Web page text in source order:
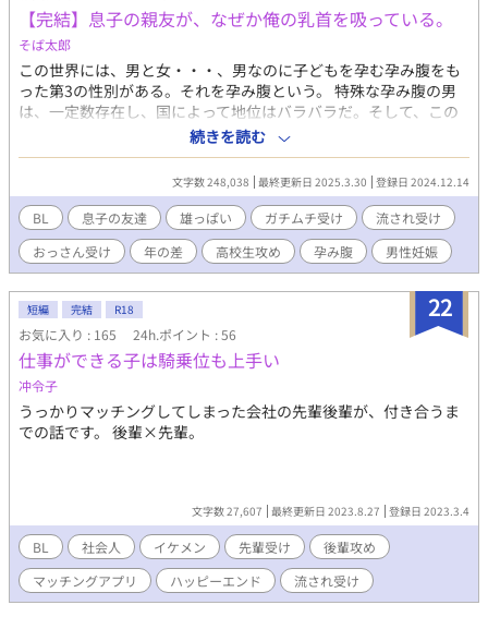
【完結】息子の親友が、なぜか俺の乳首を吸っている。
そば太郎
この世界には、男と女・・・、男なのに子どもを孕む孕み腹をも
った第3の性別がある。それを孕み腹という。 特殊な孕み腹の男
は、一定数存在し、国によって地位はバラバラだ。そして、この
国は、孕み腹に対して手厚く保護されており、一般人と変わらな
い生活を送れている。 そんな世界のシングルマザーの俺の話なん
だけど・・・。 何故か、今俺は息子の親友とも言える男の子に、
雄っぱいを吸われているのは、なんで？ ☆個人的にエロエロと思
うので、苦手な人はそっと閉じて下さい。 ☆ムーンさんでも別名
で、投稿してます。
続きを読む
文字数 248,038 最終更新日 2025.3.30 登録日 2024.12.14
BL 息子の友達 雄っぱい ガチムチ受け
流され受け
おっさん受け
年の差 高校生攻め 孕み腹 男性妊娠
22
短編 完結 R18
お気に入り : 165 24h.ポイント : 56
仕事ができる子は騎乗位も上手い
冲令子
うっかりマッチングしてしまった会社の先輩後輩が、付き合うま
での話です。 後輩×先輩。
文字数 27,607 最終更新日 2023.8.27 登録日 2023.3.4
BL 社会人 イケメン 先輩受け
後輩攻め
マッチングアプリ
ハッピーエンド 流され受け